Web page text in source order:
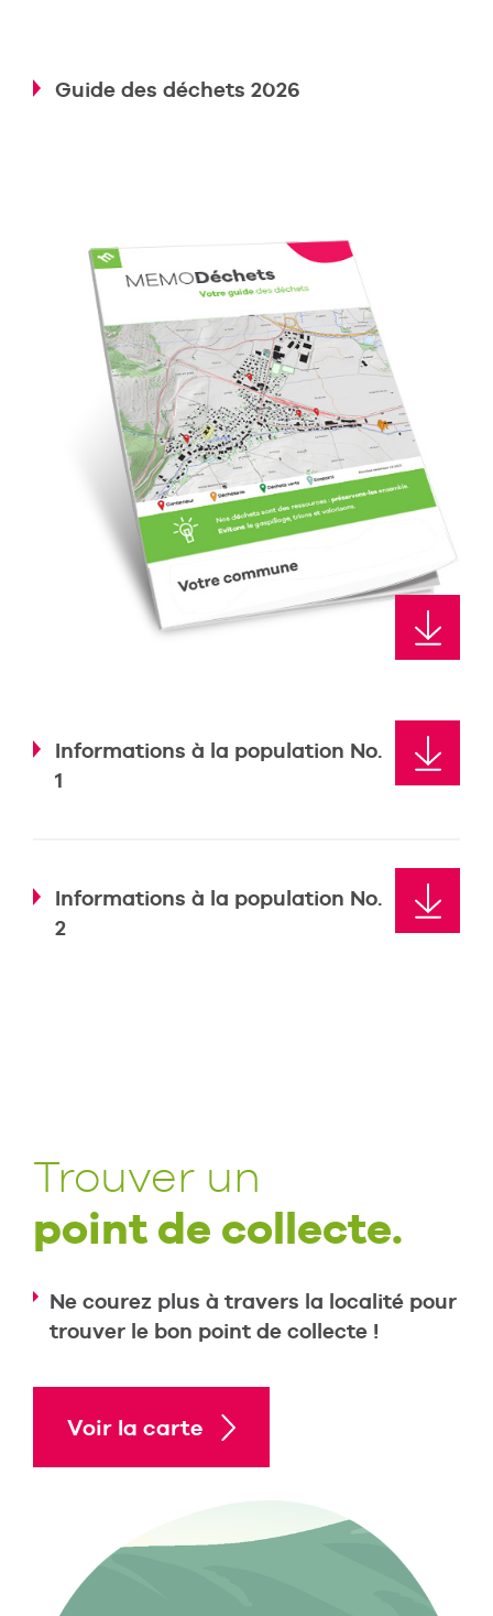
Guide des déchets 2026
Informations à la population No.
1
Informations à la population No.
2
Trouver un
point de collecte.
Ne courez plus à travers la localité pour
trouver le bon point de collecte !
Voir la carte